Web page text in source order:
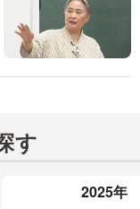
ねん！
す
2025年